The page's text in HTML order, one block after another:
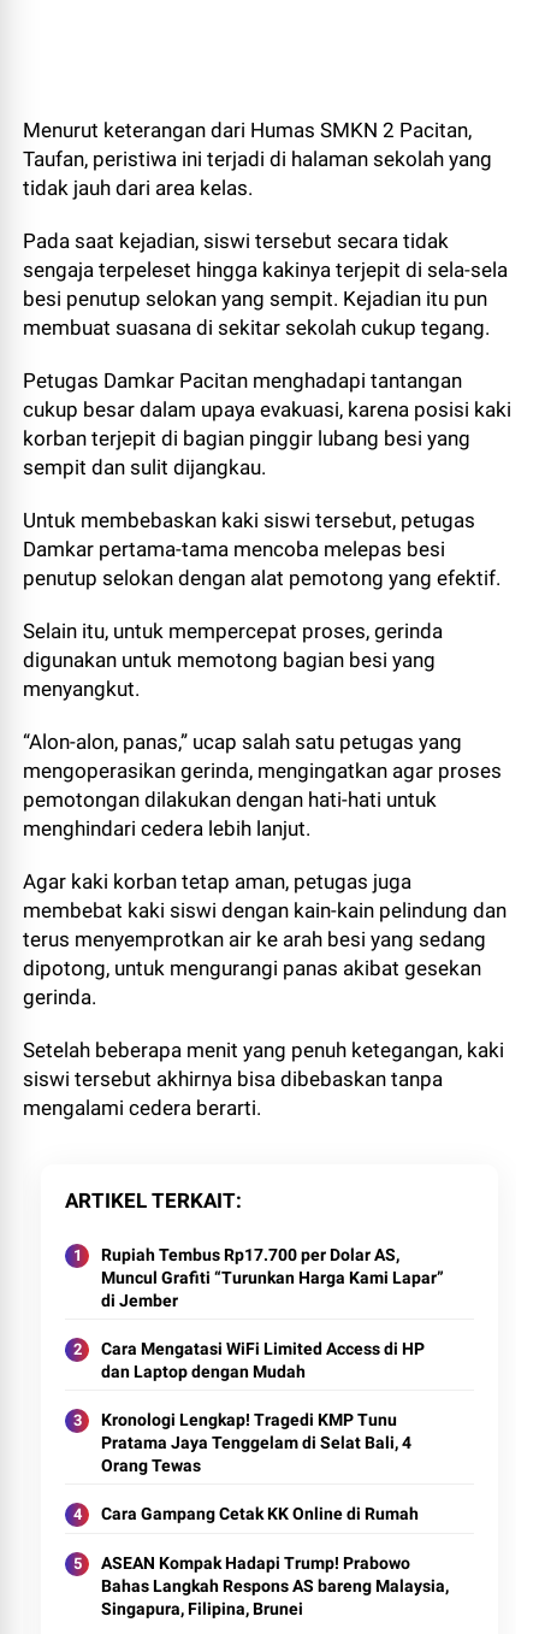
Menurut keterangan dari Humas SMKN 2 Pacitan,
Taufan, peristiwa ini terjadi di halaman sekolah yang
tidak jauh dari area kelas.
Pada saat kejadian, siswi tersebut secara tidak
sengaja terpeleset hingga kakinya terjepit di sela-sela
besi penutup selokan yang sempit. Kejadian itu pun
membuat suasana di sekitar sekolah cukup tegang.
Petugas Damkar Pacitan menghadapi tantangan
cukup besar dalam upaya evakuasi, karena posisi kaki
korban terjepit di bagian pinggir lubang besi yang
sempit dan sulit dijangkau.
Untuk membebaskan kaki siswi tersebut, petugas
Damkar pertama-tama mencoba melepas besi
penutup selokan dengan alat pemotong yang efektif.
Selain itu, untuk mempercepat proses, gerinda
digunakan untuk memotong bagian besi yang
menyangkut.
“Alon-alon, panas,” ucap salah satu petugas yang
mengoperasikan gerinda, mengingatkan agar proses
pemotongan dilakukan dengan hati-hati untuk
menghindari cedera lebih lanjut.
Agar kaki korban tetap aman, petugas juga
membebat kaki siswi dengan kain-kain pelindung dan
terus menyemprotkan air ke arah besi yang sedang
dipotong, untuk mengurangi panas akibat gesekan
gerinda.
Setelah beberapa menit yang penuh ketegangan, kaki
siswi tersebut akhirnya bisa dibebaskan tanpa
mengalami cedera berarti.
ARTIKEL TERKAIT
Rupiah Tembus Rp17.700 per Dolar AS,
Muncul Grafiti “Turunkan Harga Kami Lapar”
di Jember
Cara Mengatasi WiFi Limited Access di HP
dan Laptop dengan Mudah
Kronologi Lengkap! Tragedi KMP Tunu
Pratama Jaya Tenggelam di Selat Bali, 4
Orang Tewas
Cara Gampang Cetak KK Online di Rumah
ASEAN Kompak Hadapi Trump! Prabowo
Bahas Langkah Respons AS bareng Malaysia,
Singapura, Filipina, Brunei